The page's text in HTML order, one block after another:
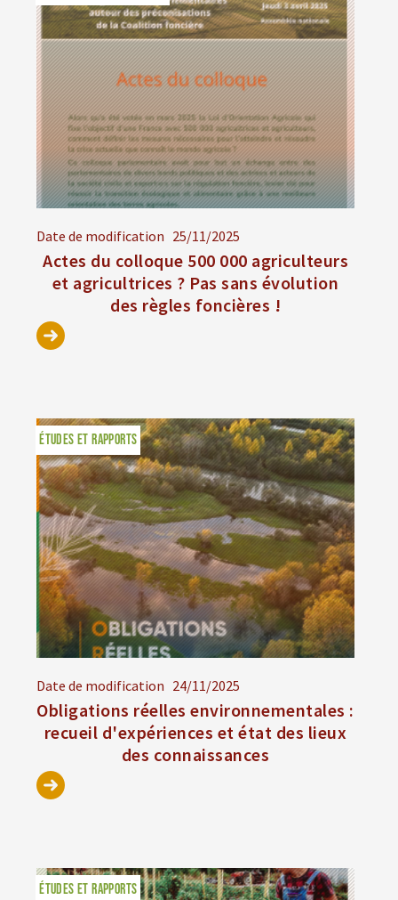
Date de modification 25/11/2025
Actes du colloque 500 000 agriculteurs
et agricultrices ? Pas sans évolution
des règles foncières !
Date de modification 24/11/2025
Obligations réelles environnementales :
recueil d'expériences et état des lieux
des connaissances
ÉTUDES ET RAPPORTS
ÉTUDES ET RAPPORTS